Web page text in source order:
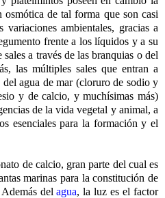
de tal forma que son casi
ambientales, gracias a
frente a los líquidos y a su
a través de las branquias o del
las múltiples sales que entran a
agua de mar (cloruro de sodio y
y de calcio, y muchísimas más)
de la vida vegetal y animal, a
esenciales para la formación y el
de calcio, gran parte del cual es
marinas para la constitución de
Además delagua, la luz es el factor